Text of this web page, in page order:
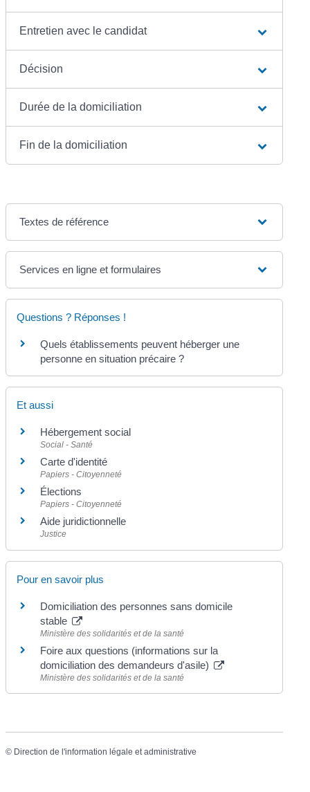
Entretien avec le candidat
Décision
Durée de la domiciliation
Fin de la domiciliation
Textes de référence
Services en ligne et formulaires
Questions ? Réponses !
Quels établissements peuvent héberger une
personne en situation précaire ?
Et aussi
Hébergement social
Social - Santé
Carte d'identité
Papiers - Citoyenneté
Élections
Papiers - Citoyenneté
Aide juridictionnelle
Justice
Pour en savoir plus
Domiciliation des personnes sans domicile
stable
Ministère des solidarités et de la santé
Foire aux questions (informations sur la
domiciliation des demandeurs d'asile)
Ministère des solidarités et de la santé
© Direction de l'information légale et administrative